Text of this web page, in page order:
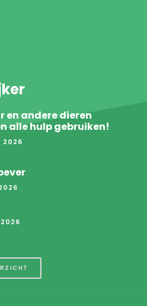
en andere dieren
alle hulp gebruiken!
2026